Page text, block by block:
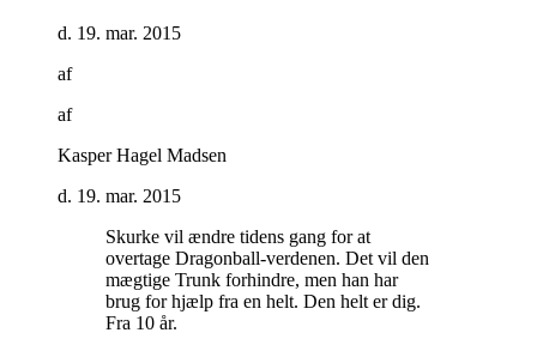
d. 19. mar. 2015
af
af
Kasper Hagel Madsen
d. 19. mar. 2015
Skurke vil ændre tidens gang for at
overtage Dragonball-verdenen. Det vil den
mægtige Trunk forhindre, men han har
brug for hjælp fra en helt. Den helt er dig.
Fra 10 år.